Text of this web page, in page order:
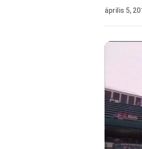
április 5,